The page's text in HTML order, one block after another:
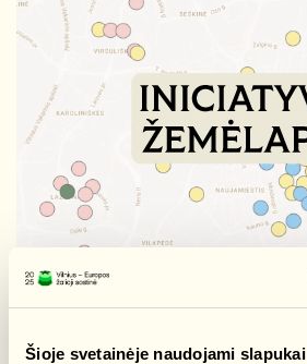
Šioje svetainėje naudojami slapukai